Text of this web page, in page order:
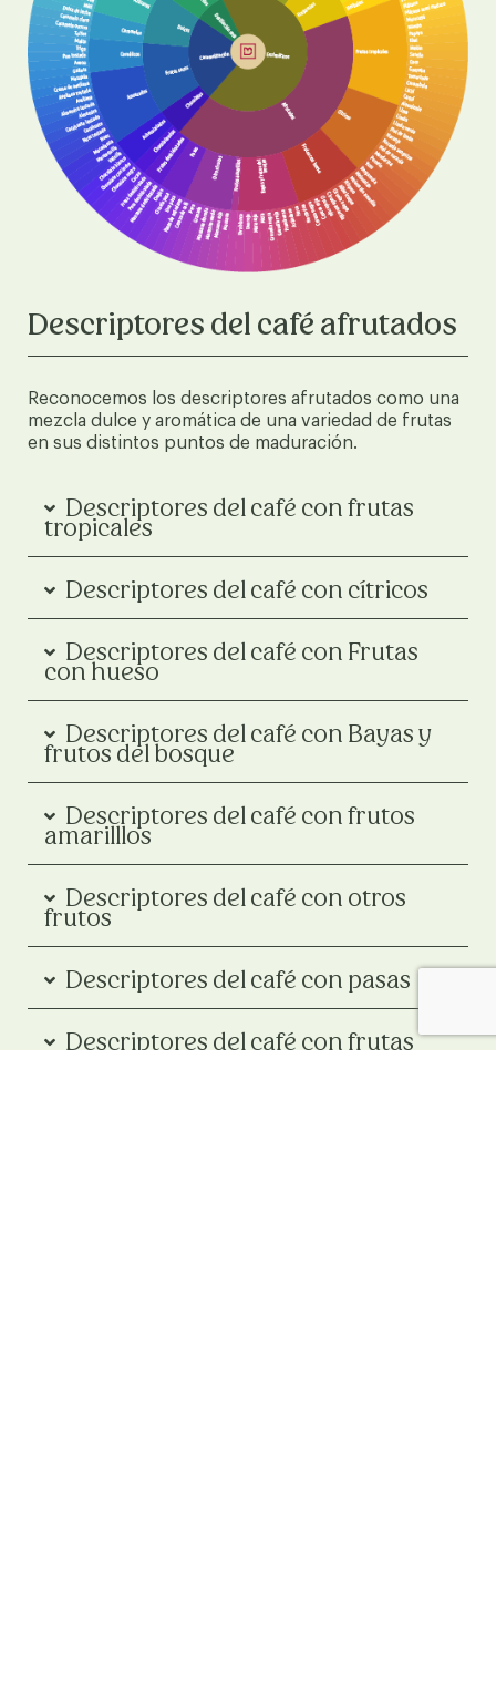
Descriptores del café afrutados
Reconocemos los descriptores afrutados como una
mezcla dulce y aromática de una variedad de frutas
en sus distintos puntos de maduración.
Descriptores del café con frutas
tropicales
Descriptores del café con cítricos
Descriptores del café con Frutas
con hueso
Descriptores del café con Bayas y
frutos del bosque
Descriptores del café con frutos
amarilllos
Descriptores del café con otros
frutos
Descriptores del café con pasas
Descriptores del café con frutas